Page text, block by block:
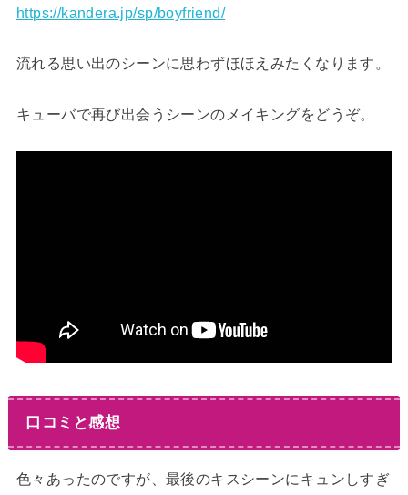
https://kandera.jp/sp/boyfriend/
流れる思い出のシーンに思わずほほえみたくなります。
キューバで再び出会うシーンのメイキングをどうぞ。
口コミと感想
色々あったのですが、最後のキスシーンにキュンしすぎ